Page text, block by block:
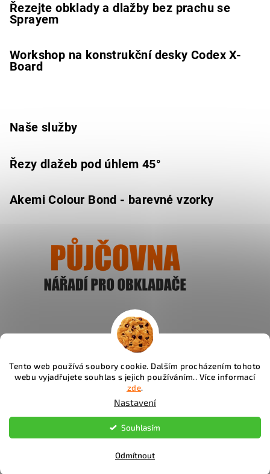
Tento web používá soubory cookie. Dalším procházením tohoto
webu vyjadřujete souhlas s jejich používáním.. Více informací
zde.
Nastavení
Odmítnout
Souhlasím
Řezejte obklady a dlažby bez prachu se
Sprayem
Workshop na konstrukční desky Codex X-
Board
Naše služby
Řezy dlažeb pod úhlem 45°
Akemi Colour Bond - barevné vzorky
Ukázat
Instagram
Fachos.cz. Všechna práva vyhrazena.
Vytvořil Shoptet